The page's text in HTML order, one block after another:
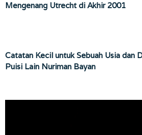
Mengenang Utrecht di Akhir 2001
Catatan Kecil untuk Sebuah Usia dan
Puisi Lain Nuriman Bayan